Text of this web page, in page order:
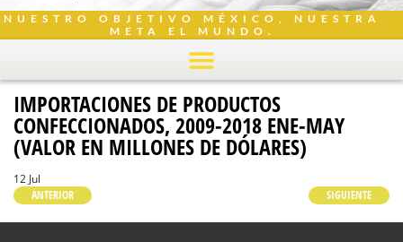
NUESTRO OBJETIVO MÉXICO, NUESTRA
META EL MUNDO.
IMPORTACIONES DE PRODUCTOS
CONFECCIONADOS, 2009-2018 ENE-MAY
(VALOR EN MILLONES DE DÓLARES)
12 Jul
ANTERIOR
SIGUIENTE